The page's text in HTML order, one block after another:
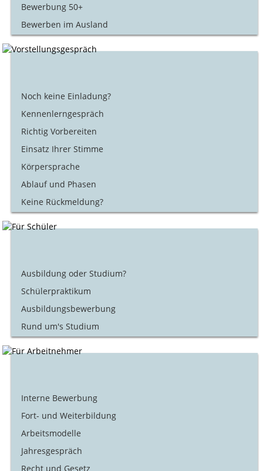
Bewerbung 50+
Bewerben im Ausland
Noch keine Einladung?
Kennenlerngespräch
Richtig Vorbereiten
Einsatz Ihrer Stimme
Körpersprache
Ablauf und Phasen
Keine Rückmeldung?
Ausbildung oder Studium?
Schülerpraktikum
Ausbildungsbewerbung
Rund um's Studium
Interne Bewerbung
Fort- und Weiterbildung
Arbeitsmodelle
Jahresgespräch
Recht und Gesetz